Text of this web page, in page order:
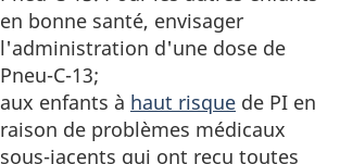
en bonne santé, envisager
l'administration d'une dose de
Pneu-C-13;
aux enfants à haut risque de PI en
raison de problèmes médicaux
sous-jacents qui ont reçu toutes